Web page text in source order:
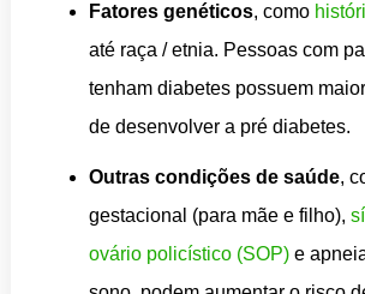
Fatores genéticos, como
até raça / etnia. Pessoas com
tenham diabetes possuem
de desenvolver a pré diabetes.
Outras condições de saúde,
gestacional (para mãe e filho),
ovário policístico (SOP) e